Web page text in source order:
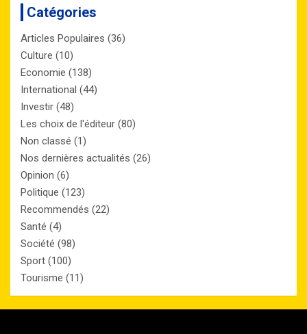
Catégories
Articles Populaires (36)
Culture (10)
Economie (138)
International (44)
Investir (48)
Les choix de l'éditeur (80)
Non classé (1)
Nos dernières actualités (26)
Opinion (6)
Politique (123)
Recommendés (22)
Santé (4)
Société (98)
Sport (100)
Tourisme (11)